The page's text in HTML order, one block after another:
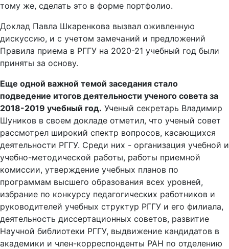
тому же, сделать это в форме портфолио.
Доклад Павла Шкаренкова вызвал оживленную
дискуссию, и с учетом замечаний и предложений
Правила приема в РГГУ на 2020-21 учебный год были
приняты за основу.
Еще одной важной темой заседания стало
подведение итогов деятельности ученого совета за
2018-2019 учебный год. Ученый секретарь Владимир
Шуников в своем докладе отметил, что ученый совет
рассмотрел широкий спектр вопросов, касающихся
деятельности РГГУ. Среди них - организация учебной и
учебно-методической работы, работы приемной
комиссии, утверждение учебных планов по
программам высшего образования всех уровней,
избрание по конкурсу педагогических работников и
руководителей учебных структур РГГУ и его филиала,
деятельность диссертационных советов, развитие
Научной библиотеки РГГУ, выдвижение кандидатов в
академики и член-корреспонденты РАН по отделению